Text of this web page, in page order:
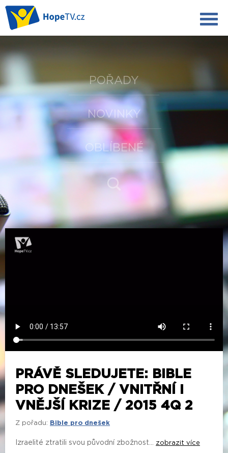
POŘADY
NOVINKY
OBLÍBENÉ
PRÁVĚ SLEDUJETE: BIBLE
PRO DNEŠEK / VNITŘNÍ I
VNĚJŠÍ KRIZE / 2015 4Q 2
Z pořadu: Bible pro dnešek
Izraelité ztratili svou původní zbožnost... zobrazit více